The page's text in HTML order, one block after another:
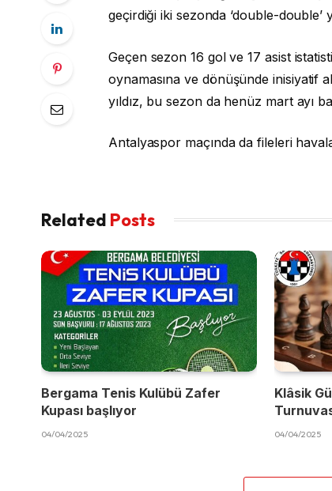
geçirdiği iki sezonda ‘double-double’
Geçen sezon 16 gol ve 17 asist
oynamasına ve dönüşünde inisiyatif
yıldız, bu sezon da henüz mart ayı
Antalyaspor maçında da fileleri
Related Posts
Bergama Tenis Kulübü Zafer
Kupası başlıyor
04/04/2025
Klâsik
04/04/2025